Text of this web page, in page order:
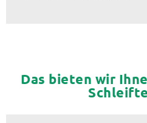
Das bieten wir